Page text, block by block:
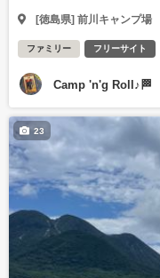
[徳島県] 前川キャンプ場
ファミリー フリーサイト
Camp 'n'g Roll♪🏁
23